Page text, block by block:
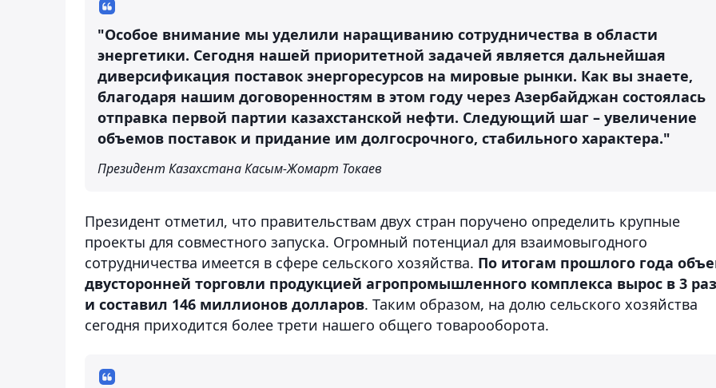
"Особое внимание мы уделили наращиванию сотрудничества в области
энергетики. Сегодня нашей приоритетной задачей является дальнейшая
диверсификация поставок энергоресурсов на мировые рынки. Как вы знаете,
благодаря нашим договоренностям в этом году через Азербайджан состоялась
отправка первой партии казахстанской нефти. Следующий шаг – увеличение
объемов поставок и придание им долгосрочного, стабильного характера."
Президент Казахстана Касым-Жомарт Токаев
Президент отметил, что правительствам двух стран поручено определить крупные
проекты для совместного запуска. Огромный потенциал для взаимовыгодного
сотрудничества имеется в сфере сельского хозяйства. По итогам прошлого года
двусторонней торговли продукцией агропромышленного комплекса вырос в 3
и составил 146 миллионов долларов. Таким образом, на долю сельского хозяйства
сегодня приходится более трети нашего общего товарооборота.